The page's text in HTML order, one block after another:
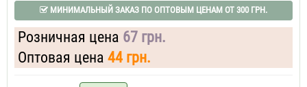
МИНИМАЛЬНЫЙ ЗАКАЗ ПО ОПТОВЫМ ЦЕНАМ ОТ 300 ГРН.
Розничная цена 67 грн.
Оптовая цена 44 грн.